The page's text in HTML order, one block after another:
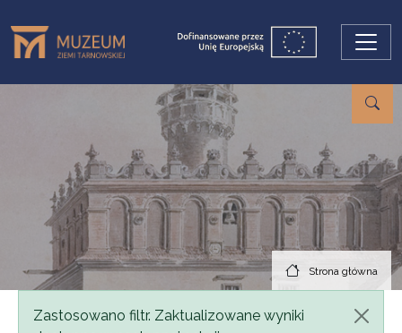
Strona główna
Komunikat
Zastosowano filtr. Zaktualizowane wyniki